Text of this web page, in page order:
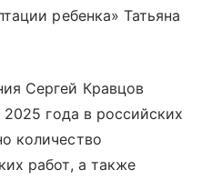
ребенка» Татьяна
Сергей Кравцов
года в российских
количество
работ, а также